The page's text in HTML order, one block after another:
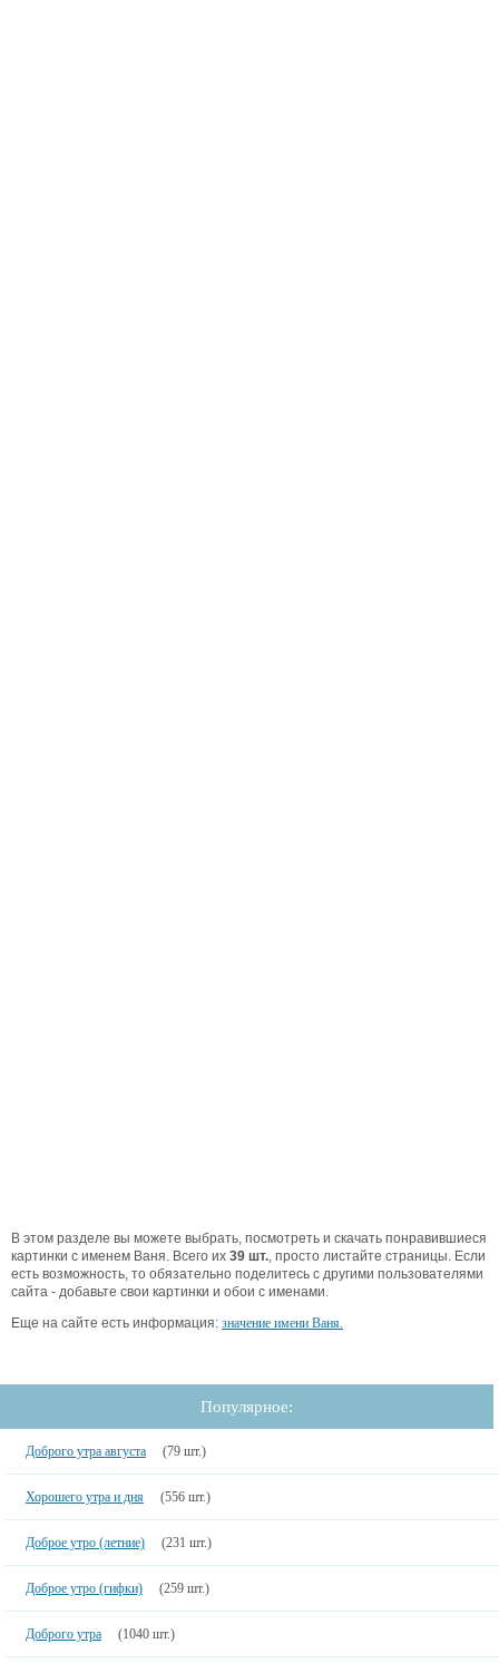
В этом разделе вы можете выбрать, посмотреть и скачать понравившиеся
картинки с именем Ваня. Всего их 39 шт., просто листайте страницы. Если
есть возможность, то обязательно поделитесь с другими пользователями
сайта - добавьте свои картинки и обои с именами.
Еще на сайте есть информация: значение имени Ваня.
Популярное:
Доброго утра августа (79 шт.)
Хорошего утра и дня (556 шт.)
Доброе утро (летние) (231 шт.)
Доброе утро (гифки) (259 шт.)
Доброго утра (1040 шт.)